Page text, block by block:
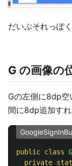
だいぶそれっぽ
G の画像の
Gの左側に8dp空
間に8dp追加すれ
public class
private